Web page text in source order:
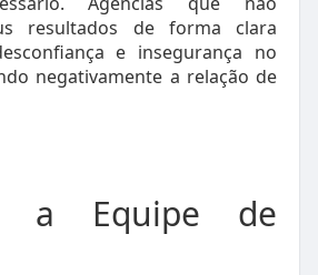
resultados de forma clara
e insegurança no
negativamente a relação de
a Equipe de